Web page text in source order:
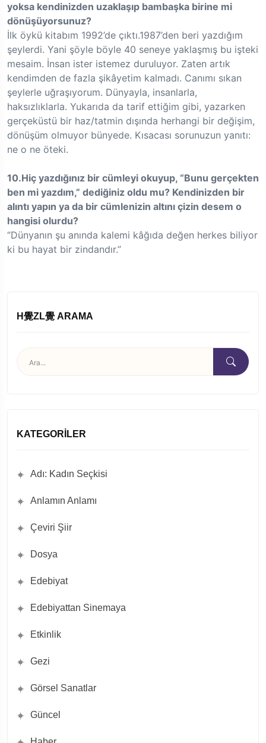
yoksa kendinizden uzaklaşıp bambaşka birine mi
dönüşüyorsunuz?
İlk öykü kitabım 1992’de çıktı.1987’den beri yazdığım
şeylerdi. Yani şöyle böyle 40 seneye yaklaşmış bu işteki
mesaim. İnsan ister istemez duruluyor. Zaten artık
kendimden de fazla şikâyetim kalmadı. Canımı sıkan
şeylerle uğraşıyorum. Dünyayla, insanlarla,
haksızlıklarla. Yukarıda da tarif ettiğim gibi, yazarken
gerçeküstü bir haz/tatmin dışında herhangi bir değişim,
dönüşüm olmuyor bünyede. Kısacası sorunuzun yanıtı:
ne o ne öteki.
10.Hiç yazdığınız bir cümleyi okuyup, “Bunu gerçekten
ben mi yazdım,” dediğiniz oldu mu? Kendinizden bir
alıntı yapın ya da bir cümlenizin altını çizin desem o
hangisi olurdu?
“Dünyanın şu anında kalemi kâğıda değen herkes biliyor
ki bu hayat bir zindandır.”
H覺ZL覺 ARAMA
KATEGORILER
Adı: Kadın Seçkisi
Anlamın Anlamı
Çeviri Şiir
Dosya
Edebiyat
Edebiyattan Sinemaya
Etkinlik
Gezi
Görsel Sanatlar
Güncel